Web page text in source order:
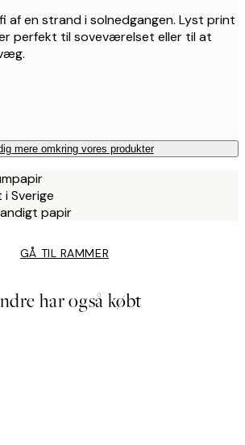
af en strand i solnedgangen. Lyst print
perfekt til soveværelset eller til at
mere omkring vores produkter
Sverige
papir
GÅ TIL RAMMER
har også købt